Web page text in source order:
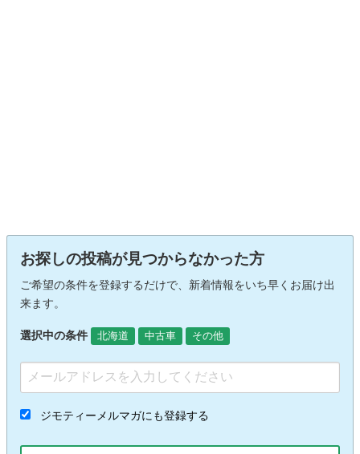
お探しの投稿が見つからなかった方
ご希望の条件を登録するだけで、新着情報をいち早くお届け出
来ます。
選択中の条件 北海道 中古車 その他
ジモティーメルマガにも登録する